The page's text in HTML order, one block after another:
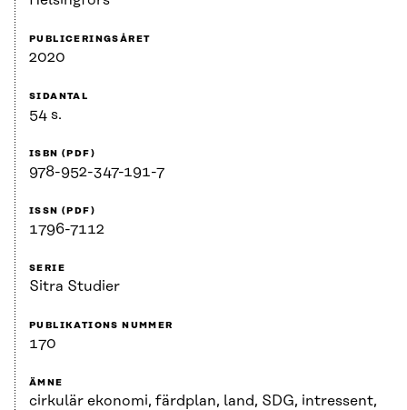
PUBLICERINGSÅRET
2020
SIDANTAL
54 s.
ISBN (PDF)
978-952-347-191-7
ISSN (PDF)
1796-7112
SERIE
Sitra Studier
PUBLIKATIONS NUMMER
170
ÄMNE
cirkulär ekonomi, färdplan, land, SDG, intressent,